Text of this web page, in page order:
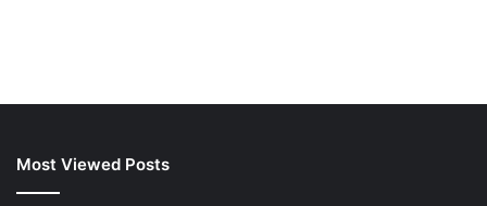
Most Viewed Posts